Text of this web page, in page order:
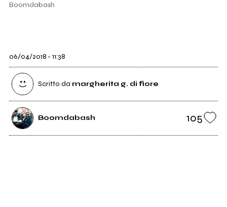
Boomdabash
06/04/2018 - 11:38
Scritto da margherita g. di fiore
Boomdabash 105